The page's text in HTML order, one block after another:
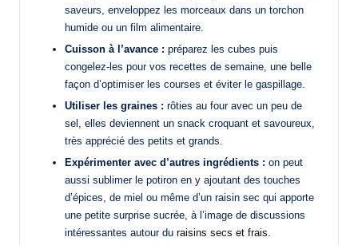
saveurs, enveloppez les morceaux dans un torchon
humide ou un film alimentaire.
Cuisson à l’avance : préparez les cubes puis
congelez-les pour vos recettes de semaine, une belle
façon d’optimiser les courses et éviter le gaspillage.
Utiliser les graines : rôties au four avec un peu de
sel, elles deviennent un snack croquant et savoureux,
très apprécié des petits et grands.
Expérimenter avec d’autres ingrédients : on peut
aussi sublimer le potiron en y ajoutant des touches
d’épices, de miel ou même d’un raisin sec qui apporte
une petite surprise sucrée, à l’image de discussions
intéressantes autour du raisins secs et frais.